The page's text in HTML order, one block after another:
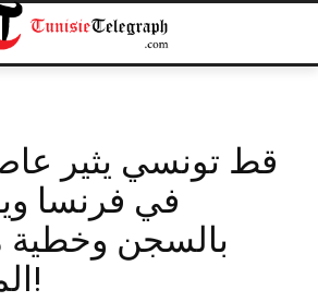
قط تونسي يثير
في فرنسا
بالسجن وخطية
المليون دينار!